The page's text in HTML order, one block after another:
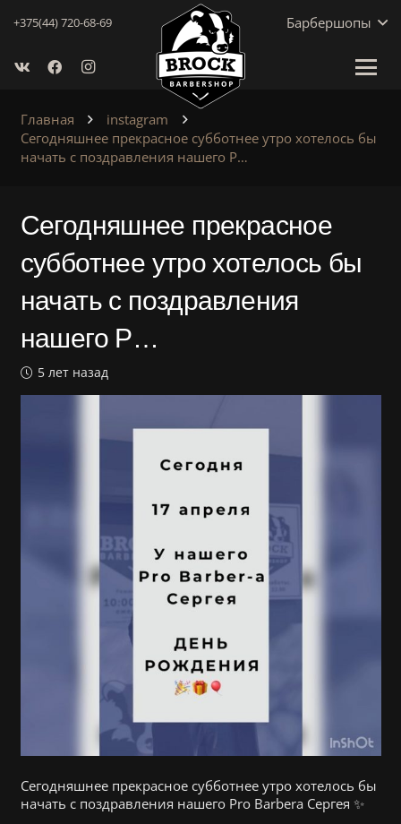
+375(44) 720-68-69 Барбершопы
Главная
instagram
Сегодняшнее прекрасное субботнее утро хотелось бы
начать с поздравления нашего P…
Сегодняшнее прекрасное
субботнее утро хотелось бы
начать с поздравления
нашего P…
5 лет назад
Сегодняшнее прекрасное субботнее утро хотелось бы
начать с поздравления нашего Pro Barbera Сергея ✨